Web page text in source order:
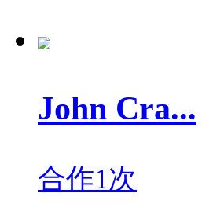
John Cra...
合作1次